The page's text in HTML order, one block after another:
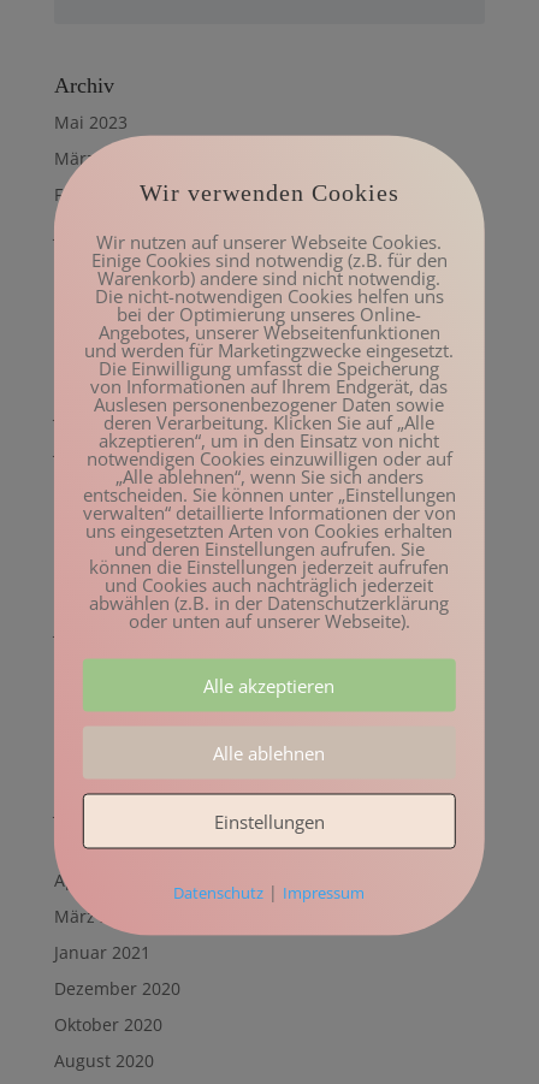
Archiv
Mai 2023
März 2023
Februar 2023
Januar 2023
Dezember 2022
November 2022
Oktober 2022
August 2022
Juli 2022
Juni 2022
Mai 2022
April 2022
März 2022
Februar 2022
Januar 2022
Dezember 2021
August 2021
Mai 2021
April 2021
März 2021
Januar 2021
Dezember 2020
Oktober 2020
August 2020
Wir verwenden Cookies
Wir nutzen auf unserer Webseite Cookies.
Einige Cookies sind notwendig (z.B. für den
Warenkorb) andere sind nicht notwendig.
Die nicht-notwendigen Cookies helfen uns
bei der Optimierung unseres Online-
Angebotes, unserer Webseitenfunktionen
und werden für Marketingzwecke eingesetzt.
Die Einwilligung umfasst die Speicherung
von Informationen auf Ihrem Endgerät, das
Auslesen personenbezogener Daten sowie
deren Verarbeitung. Klicken Sie auf „Alle
akzeptieren“, um in den Einsatz von nicht
notwendigen Cookies einzuwilligen oder auf
„Alle ablehnen“, wenn Sie sich anders
entscheiden. Sie können unter „Einstellungen
verwalten“ detaillierte Informationen der von
uns eingesetzten Arten von Cookies erhalten
und deren Einstellungen aufrufen. Sie
können die Einstellungen jederzeit aufrufen
und Cookies auch nachträglich jederzeit
abwählen (z.B. in der Datenschutzerklärung
oder unten auf unserer Webseite).
Alle akzeptieren
Alle ablehnen
Einstellungen
Datenschutz | Impressum